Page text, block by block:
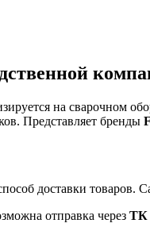
на сварочном
Представляет бренды
доставки товаров.
отправка через ТК